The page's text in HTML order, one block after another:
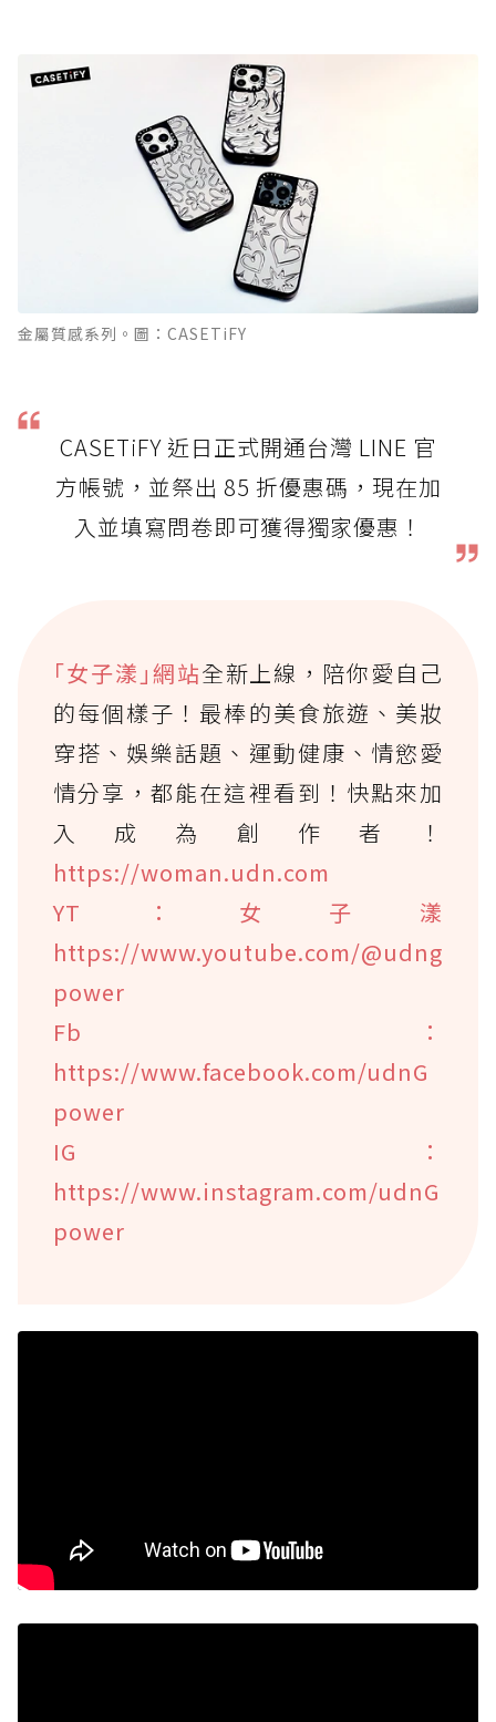
金屬質感系列。圖：CASETiFY
CASETiFY 近日正式開通台灣 LINE 官
方帳號，並祭出 85 折優惠碼，現在加
入並填寫問卷即可獲得獨家優惠！
｢女子漾｣網站全新上線，陪你愛自己
的每個樣子！最棒的美食旅遊、美妝
穿搭、娛樂話題、運動健康、情慾愛
情分享，都能在這裡看到！快點來加
入成為創作者！
https://woman.udn.com
YT：女子漾
https://www.youtube.com/@udng
power
Fb：
https://www.facebook.com/udnG
power
IG：
https://www.instagram.com/udnG
power